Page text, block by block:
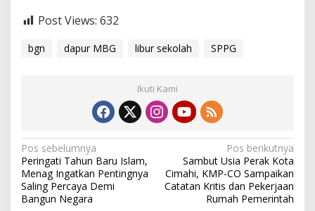
Post Views: 632
bgn dapur MBG libur sekolah SPPG
Ikuti Kami
N
a
v
Pos sebelumnya
Peringati Tahun Baru Islam,
Menag Ingatkan Pentingnya
Saling Percaya Demi
Bangun Negara
Pos berikutnya
Sambut Usia Perak Kota
Cimahi, KMP-CO Sampaikan
Catatan Kritis dan Pekerjaan
Rumah Pemerintah